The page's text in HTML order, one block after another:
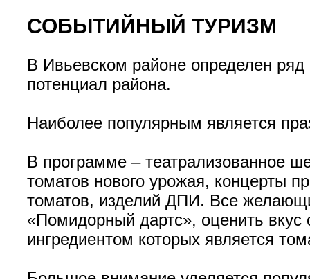
СОБЫТИЙНЫЙ ТУРИЗМ
В Ивьевском районе определен
потенциал района.
Наиболее популярным является
В программе – театрализованное
томатов нового урожая, концерты
томатов, изделий ДПИ. Все
«Помидорный дартс», оценить
ингредиентом которых является